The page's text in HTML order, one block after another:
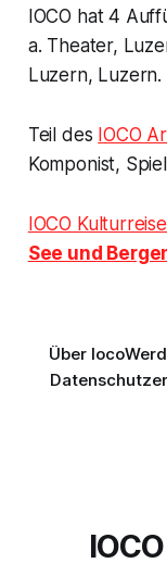
IOCO hat 4
a. Theater,
Luzern, Luzern.
Teil des IOCO
Komponist,
IOCO Kulturreise
See und
Über Ioco